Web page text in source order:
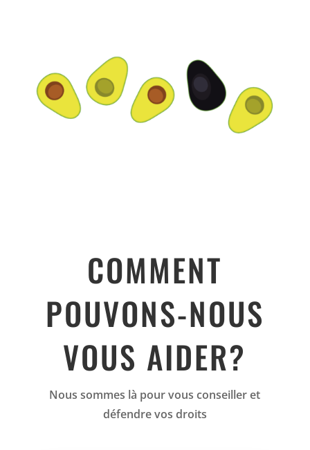
COMMENT
POUVONS-NOUS
VOUS AIDER?
Nous sommes là pour vous conseiller et
défendre vos droits